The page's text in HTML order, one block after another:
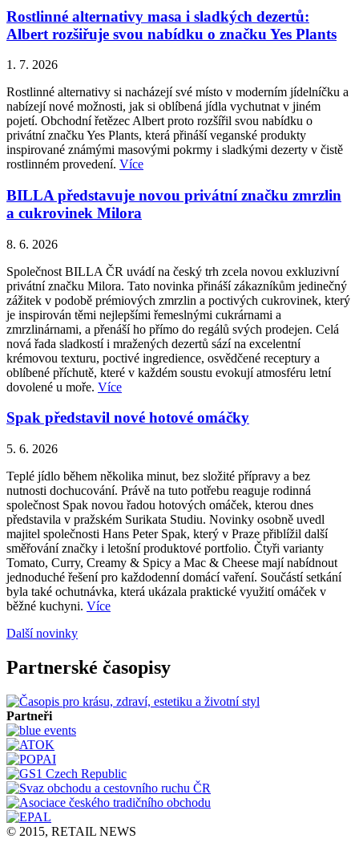
Rostlinné alternativy masa i sladkých dezertů:
Albert rozšiřuje svou nabídku o značku Yes Plants
1. 7. 2026
Rostlinné alternativy si nacházejí své místo v moderním jídelníčku a
nabízejí nové možnosti, jak si oblíbená jídla vychutnat v jiném
pojetí. Obchodní řetězec Albert proto rozšířil svou nabídku o
privátní značku Yes Plants, která přináší veganské produkty
inspirované známými masovými pokrmy i sladkými dezerty v čistě
rostlinném provedení. Více
BILLA představuje novou privátní značku zmrzlin
a cukrovinek Milora
8. 6. 2026
Společnost BILLA ČR uvádí na český trh zcela novou exkluzivní
privátní značku Milora. Tato novinka přináší zákazníkům jedinečný
zážitek v podobě prémiových zmrzlin a poctivých cukrovinek, který
je inspirován těmi nejlepšími řemeslnými cukrárnami a
zmrzlinárnami, a přenáší ho přímo do regálů svých prodejen. Celá
nová řada sladkostí i mražených dezertů sází na excelentní
krémovou texturu, poctivé ingredience, osvědčené receptury a
oblíbené příchutě, které v každém soustu evokují atmosféru letní
dovolené u moře. Více
Spak představil nové hotové omáčky
5. 6. 2026
Teplé jídlo během několika minut, bez složité přípravy a bez
nutnosti dochucování. Právě na tuto potřebu reaguje rodinná
společnost Spak novou řadou hotových omáček, kterou dnes
představila v pražském Surikata Studiu. Novinky osobně uvedl
majitel společnosti Hans Peter Spak, který v Praze přiblížil další
směřování značky i letošní produktové portfolio. Čtyři varianty
Tomato, Curry, Creamy & Spicy a Mac & Cheese mají nabídnout
jednoduché řešení pro každodenní domácí vaření. Součástí setkání
byla také ochutnávka, která ukázala praktické využití omáček v
běžné kuchyni. Více
Další novinky
Partnerské časopisy
Partneři
© 2015, RETAIL NEWS